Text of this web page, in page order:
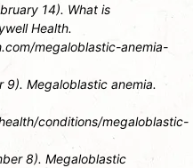
14). What is
Health.
megaloblastic-anemia-
9). Megaloblastic anemia.
conditions/megaloblastic-
8). Megaloblastic